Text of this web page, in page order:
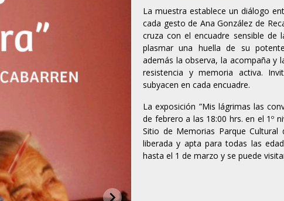
chevron_right
La muestra establece un diálogo
cada gesto de Ana González de
cruza con el encuadre sensible
plasmar una huella de su
además la observa, la acompaña y
resistencia y memoria activa.
subyacen en cada encuadre.
La exposición ”Mis lágrimas las
de febrero a las 18:00 hrs. en el 1º
Sitio de Memorias Parque Cultural
liberada y apta para todas las
hasta el 1 de marzo y se puede